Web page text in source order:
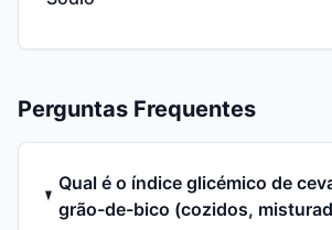
Perguntas Frequentes
Qual é o índice glicémico de
grão-de-bico (cozidos,